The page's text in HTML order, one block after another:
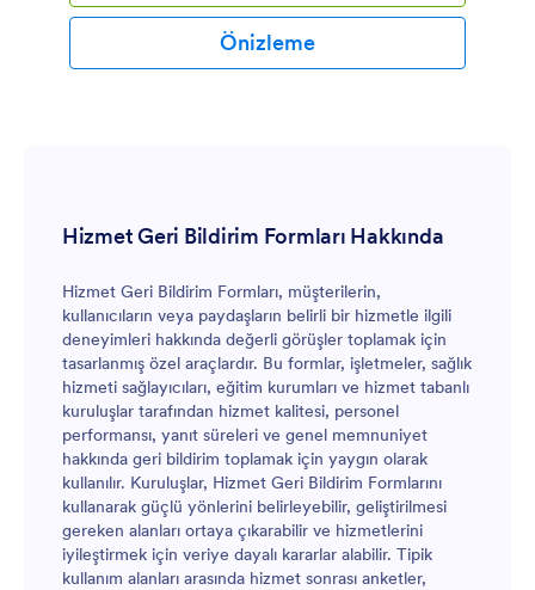
Önizleme
Hizmet Geri Bildirim Formları Hakkında
Hizmet Geri Bildirim Formları, müşterilerin,
kullanıcıların veya paydaşların belirli bir hizmetle ilgili
deneyimleri hakkında değerli görüşler toplamak için
tasarlanmış özel araçlardır. Bu formlar, işletmeler, sağlık
hizmeti sağlayıcıları, eğitim kurumları ve hizmet tabanlı
kuruluşlar tarafından hizmet kalitesi, personel
performansı, yanıt süreleri ve genel memnuniyet
hakkında geri bildirim toplamak için yaygın olarak
kullanılır. Kuruluşlar, Hizmet Geri Bildirim Formlarını
kullanarak güçlü yönlerini belirleyebilir, geliştirilmesi
gereken alanları ortaya çıkarabilir ve hizmetlerini
iyileştirmek için veriye dayalı kararlar alabilir. Tipik
kullanım alanları arasında hizmet sonrası anketler,